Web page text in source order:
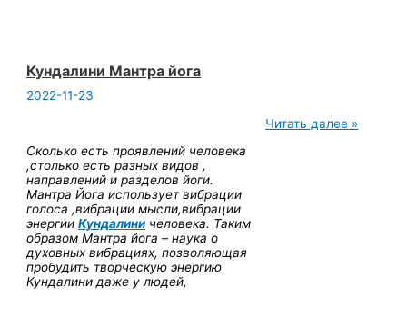
Кундалини Мантра йога
2022-11-23
Сколько есть проявлений человека
,столько есть разных видов ,
направлений и разделов йоги.
Мантра Йога использует вибрации
голоса ,вибрации мысли,вибрации
энергииКундалини человека. Таким
образом Мантра йога – наука о
духовных вибрациях, позволяющая
пробудить творческую энергию
Кундалини даже у людей,
Кундалини
Читать далее »